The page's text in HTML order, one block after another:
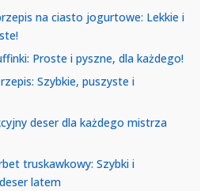
na ciasto jogurtowe: Lekkie i
Proste i pyszne, dla każdego!
Szybkie, puszyste i
deser dla każdego mistrza
truskawkowy: Szybki i
latem